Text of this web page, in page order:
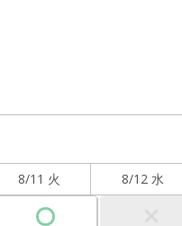
8/11 火 8/12 水